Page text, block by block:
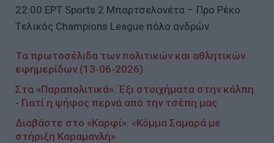
22:00 ΕΡΤ Sports 2 Μπαρτσελονέτα – Προ Ρέκο
Tελικός Champions League πόλο ανδρών
Τα πρωτοσέλιδα των πολιτικών και αθλητικών
εφημερίδων (13-06-2026)
Στα «Παραπολιτικά»: Έξι στοιχήματα στην κάλπη
- Γιατί η ψήφος περνά από την τσέπη μας
Διαβάστε στο «Καρφί»: «Κόμμα Σαμαρά με
στήριξη Καραμανλή»